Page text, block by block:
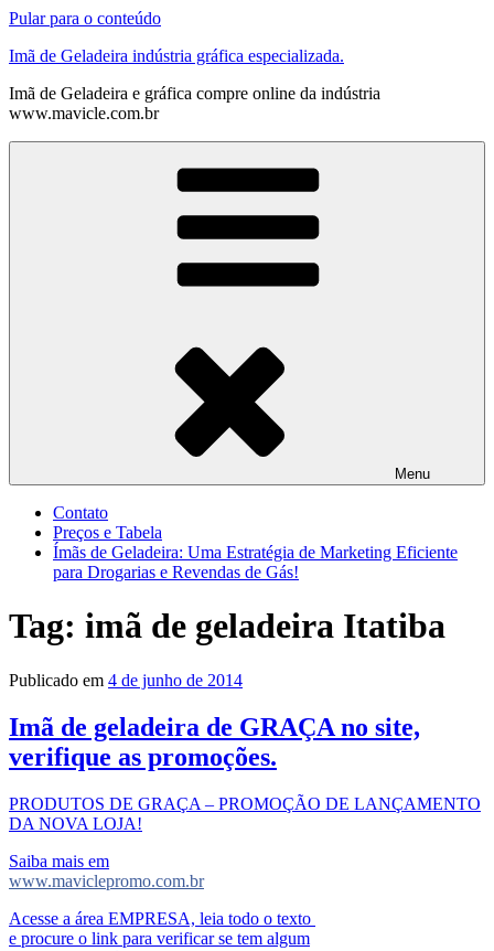
Pular para o conteúdo
Imã de Geladeira indústria gráfica especializada.
Imã de Geladeira e gráfica compre online da indústria
www.mavicle.com.br
Menu
Contato
Preços e Tabela
Ímãs de Geladeira: Uma Estratégia de Marketing Eficiente
para Drogarias e Revendas de Gás!
Tag: imã de geladeira Itatiba
Publicado em 4 de junho de 2014
Imã de geladeira de GRAÇA no site,
verifique as promoções.
PRODUTOS DE GRAÇA – PROMOÇÃO DE LANÇAMENTO
DA NOVA LOJA!
Saiba mais em
www.maviclepromo.com.br
Acesse a área EMPRESA, leia todo o texto
e procure o link para verificar se tem algum